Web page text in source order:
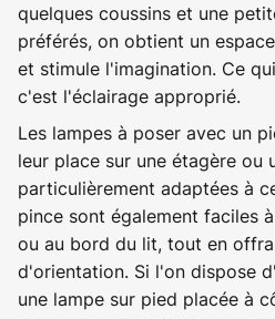
quelques coussins et une
préférés, on obtient un
et stimule l'imagination. Ce
c'est l'éclairage approprié.
Les lampes à poser avec un
leur place sur une étagère ou
particulièrement adaptées à
pince sont également faciles
ou au bord du lit, tout en
d'orientation. Si l'on dispose
une lampe sur pied placée à